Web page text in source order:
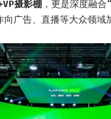
摄影棚 ，更是深度融
向广告、直播等大众领域